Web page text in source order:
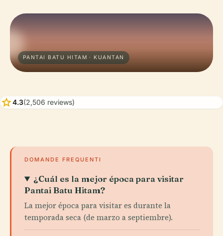
PANTAI BATU HITAM · KUANTAN
star4.3(2,506 reviews)
DOMANDE FREQUENTI
¿Cuál es la mejor época para visitar
Pantai Batu Hitam?
La mejor época para visitar es durante la
temporada seca (de marzo a septiembre).